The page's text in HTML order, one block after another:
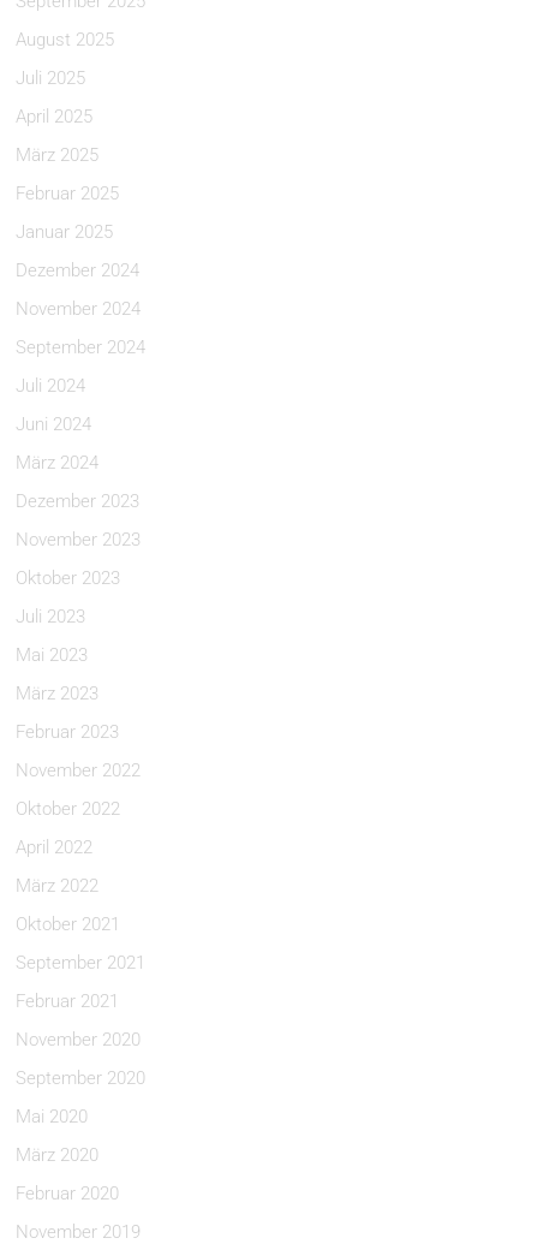
August 2025
Juli 2025
April 2025
März 2025
Februar 2025
Januar 2025
Dezember 2024
November 2024
September 2024
Juli 2024
Juni 2024
März 2024
Dezember 2023
November 2023
Oktober 2023
Juli 2023
Mai 2023
März 2023
Februar 2023
November 2022
Oktober 2022
April 2022
März 2022
Oktober 2021
September 2021
Februar 2021
November 2020
September 2020
Mai 2020
März 2020
Februar 2020
November 2019